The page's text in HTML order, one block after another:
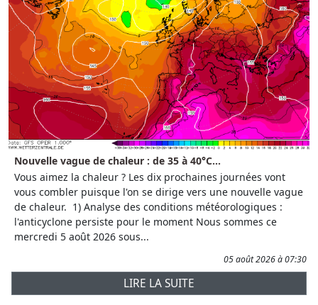
Nouvelle vague de chaleur : de 35 à 40°C...
Vous aimez la chaleur ? Les dix prochaines journées vont
vous combler puisque l'on se dirige vers une nouvelle vague
de chaleur. 1) Analyse des conditions météorologiques :
l'anticyclone persiste pour le moment Nous sommes ce
mercredi 5 août 2026 sous...
05 août 2026 à 07:30
LIRE LA SUITE